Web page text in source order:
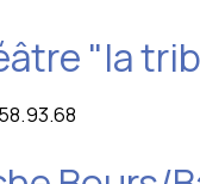
"la